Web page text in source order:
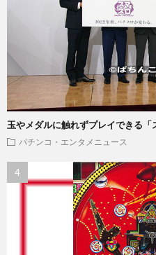
玉やメダルに触れずプレイできる
パチンコ・エンタメニュース